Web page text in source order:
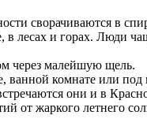
сворачиваются в
и горах. Люди
через малейшую щель.
ванной комнате или под
они и в
жаркого летнего